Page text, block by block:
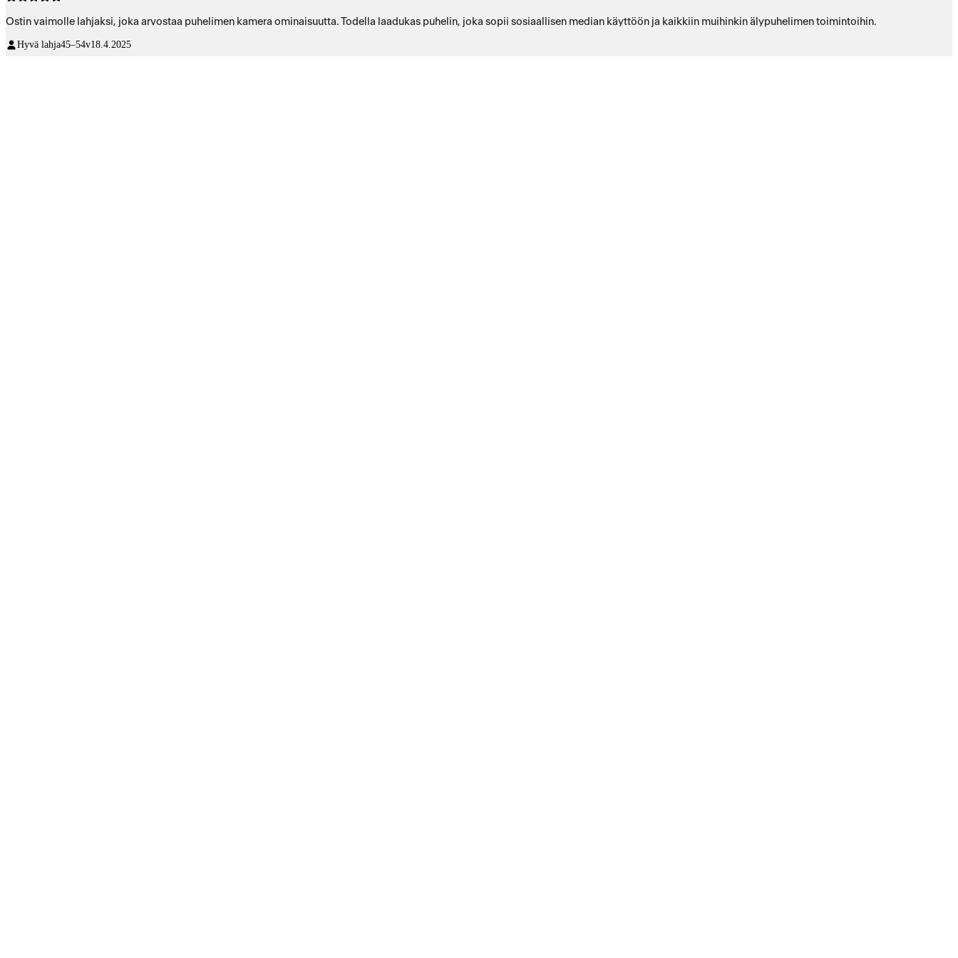
Ostin vaimolle lahjaksi, joka arvostaa puhelimen kamera ominaisuutta. Todella laadukas puhelin, joka sopii sosiaallisen median käyttöön ja kaikkiin muihinkin älypuhelimen toimintoihin.
Hyvä lahja45–54v18.4.2025